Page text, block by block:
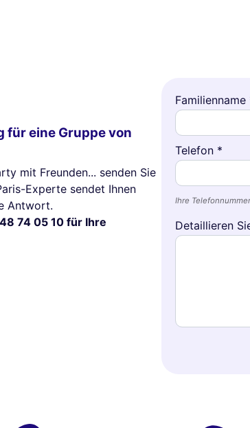
für eine Gruppe von
mit Freunden... senden Sie
Experte sendet Ihnen
Antwort.
74 05 10 für Ihre
Familienname
Telefon *
Ihre
Detaillieren